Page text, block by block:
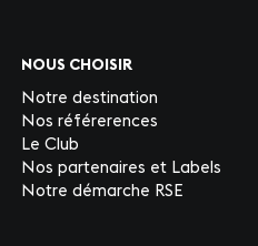
NOUS CHOISIR
Notre destination
Nos référerences
Le Club
Nos partenaires et Labels
Notre démarche RSE